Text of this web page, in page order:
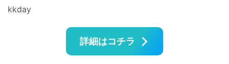
kkday
詳細はコチラ